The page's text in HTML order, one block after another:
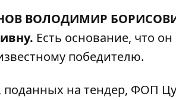
ВОЛОДИМИР
Есть основание, что
победителю.
поданных на тендер, ФОП